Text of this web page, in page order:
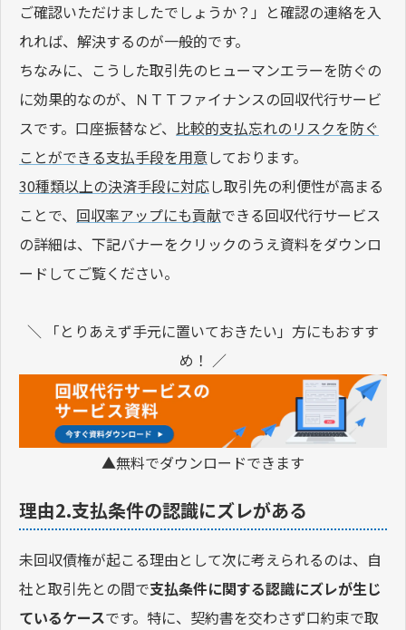
ご確認いただけましたでしょうか？」と確認の連絡を入
れれば、解決するのが一般的です。
ちなみに、こうした取引先のヒューマンエラーを防ぐの
に効果的なのが、ＮＴＴファイナンスの回収代行サービ
スです。口座振替など、 比較的支払忘れのリスクを防ぐ
ことができる支払手段を用意 しております。
30種類以上の決済手段に対応し取引先の利便性が高まる
ことで、 回収率アップにも貢献できる回収代行サービス
の詳細は、下記バナーをクリックのうえ資料をダウンロ
ードしてご覧ください。
＼ 「とりあえず手元に置いておきたい」方にもおすす
め！ ／
▲無料でダウンロードできます
理由2.支払条件の認識にズレがある
未回収債権が起こる理由として次に考えられるのは、自
社と取引先との間で支払条件に関する認識にズレが生じ
ているケースです。特に、契約書を交わさず口約束で取